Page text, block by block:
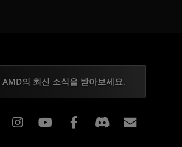
AMD의 최신 소식을 받아보세요.
Instagram Facebook